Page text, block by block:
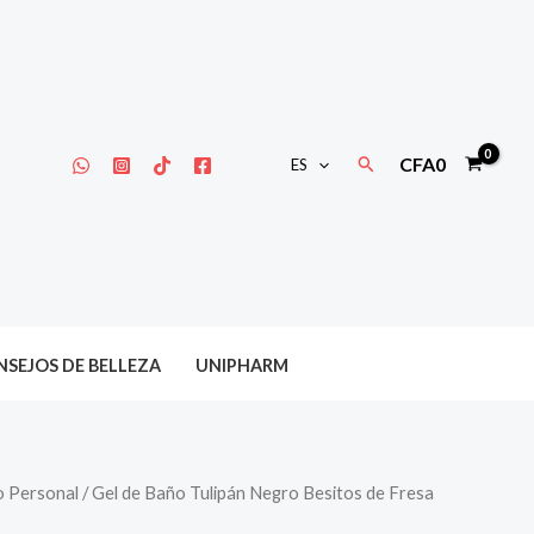
ES BuscarCFA0
DE BELLEZA UNIPHARM
Personal / Gel de Baño Tulipán Negro Besitos de Fresa